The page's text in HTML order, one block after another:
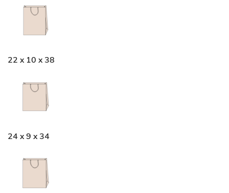
22 x 10 x 38
24 x 9 x 34